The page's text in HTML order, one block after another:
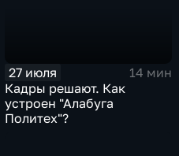
27 июля
14 мин
Кадры решают. Как
устроен "Алабуга
Политех"?